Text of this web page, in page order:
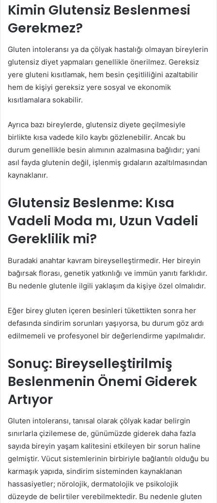
Kimin Glutensiz Beslenmesi
Gerekmez?
Gluten intoleransı ya da çölyak hastalığı olmayan bireylerin
glutensiz diyet yapmaları genellikle önerilmez. Gereksiz
yere gluteni kısıtlamak, hem besin çeşitliliğini azaltabilir
hem de kişiyi gereksiz yere sosyal ve ekonomik
kısıtlamalara sokabilir.
Ayrıca bazı bireylerde, glutensiz diyete geçilmesiyle
birlikte kısa vadede kilo kaybı gözlenebilir. Ancak bu
durum genellikle besin alımının azalmasına bağlıdır; yani
asıl fayda glutenin değil, işlenmiş gıdaların azaltılmasından
kaynaklanır.
Glutensiz Beslenme: Kısa
Vadeli Moda mı, Uzun Vadeli
Gereklilik mi?
Buradaki anahtar kavram bireyselleştirmedir. Her bireyin
bağırsak florası, genetik yatkınlığı ve immün yanıtı farklıdır.
Bu nedenle glutenle ilgili yaklaşım da kişiye özel olmalıdır.
Eğer birey gluten içeren besinleri tükettikten sonra her
defasında sindirim sorunları yaşıyorsa, bu durum göz ardı
edilmemeli ve profesyonel bir değerlendirme yapılmalıdır.
Sonuç: Bireyselleştirilmiş
Beslenmenin Önemi Giderek
Artıyor
Gluten intoleransı, tanısal olarak çölyak kadar belirgin
sınırlarla çizilemese de, günümüzde giderek daha fazla
sayıda bireyin yaşam kalitesini etkileyen bir sorun haline
gelmiştir. Vücut sistemlerinin birbiriyle bağlantılı olduğu bu
karmaşık yapıda, sindirim sisteminden kaynaklanan
hassasiyetler; nörolojik, dermatolojik ve psikolojik
düzeyde de belirtiler verebilmektedir. Bu nedenle gluten